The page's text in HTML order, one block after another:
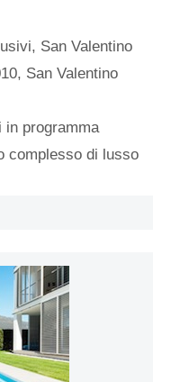
, San Valentino
, San Valentino
in programma
complesso di lusso